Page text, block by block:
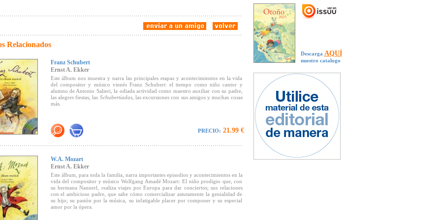
Relacionados
Franz Schubert
Ernst A. Ekker
Este álbum nos muestra y narra las principales etapas y acontecimientos en la vida
del compositor y músico vienés Franz Schubert: el tiempo como niño cantor y
alumno de Antonio Salieri, la odiada actividad como maestro auxiliar con su padre,
las alegres fiestas, las Schubertiadas, las excursiones con sus amigos y muchas cosas
más.
El texto de Ernst A. Ekker está escrito con tal claridad que el lector se siente, más
allá de lo biográfico, "introducido" en la persona de Franz Schubert. A la vez,
aparece un escenario emocionante de aquel tiempo: la Viena de la ocupación
El libro contiene un CD con obras que han sido seleccionadas para niños y que,
temáticamente, están relacionadas con una doble página del libro.
PRECIO: 21.99 €
W.A. Mozart
Ernst A. Ekker
Este álbum, para toda la familia, narra importantes episodios y acontecimientos en la
vida del compositor y músico Wolfgang Amadé Mozart: El niño prodigio que, con
su hermana Nannerl, realiza viajes por Europa para dar conciertos; sus relaciones
con el ambicioso padre, que sabe cómo comercializar astutamente la genialidad de
su hijo; su pasión por la música, su infatigable placer por componer y su especial
amor por la ópera.
Descarga AQUÍ
nuestro catalogo